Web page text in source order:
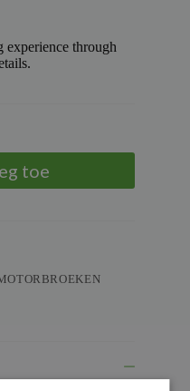
experience through
toe